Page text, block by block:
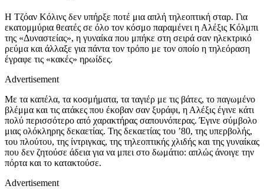
Η Τζόαν Κόλινς δεν υπήρξε ποτέ μια απλή τηλεοπτική σταρ. Για
εκατομμύρια θεατές σε όλο τον κόσμο παραμένει η Αλέξις Κόλμπι
της «Δυναστείας», η γυναίκα που μπήκε στη σειρά σαν ηλεκτρικό
ρεύμα και άλλαξε για πάντα τον τρόπο με τον οποίο η τηλεόραση
έγραφε τις «κακές» ηρωίδες.
Advertisement
Με τα καπέλα, τα κοσμήματα, τα ταγιέρ με τις βάτες, το παγωμένο
βλέμμα και τις ατάκες που έκοβαν σαν ξυράφι, η Αλέξις έγινε κάτι
πολύ περισσότερο από χαρακτήρας σαπουνόπερας. Έγινε σύμβολο
μιας ολόκληρης δεκαετίας. Της δεκαετίας του ’80, της υπερβολής,
του πλούτου, της ίντριγκας, της τηλεοπτικής χλιδής και της γυναίκας
που δεν ζητούσε άδεια για να μπει στο δωμάτιο: απλώς άνοιγε την
πόρτα και το κατακτούσε.
Advertisement